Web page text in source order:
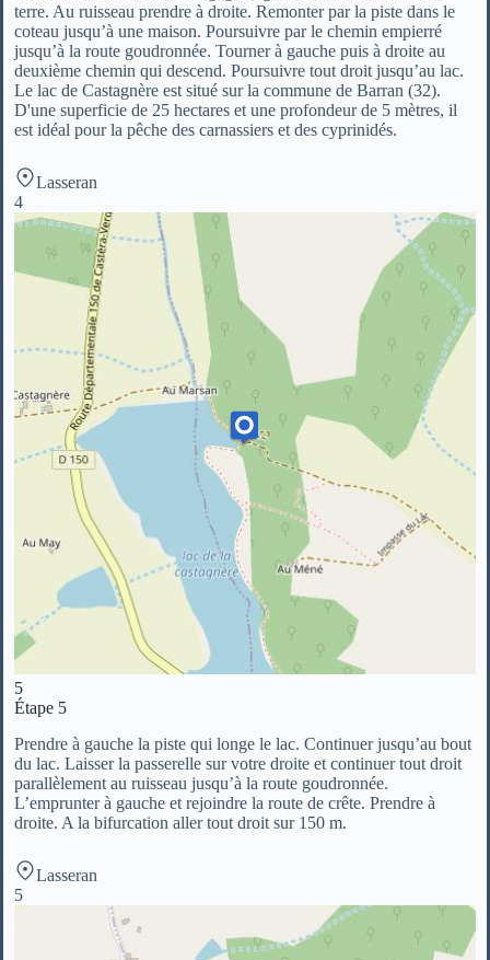
terre. Au ruisseau prendre à droite. Remonter par la piste dans le
coteau jusqu’à une maison. Poursuivre par le chemin empierré
jusqu’à la route goudronnée. Tourner à gauche puis à droite au
deuxième chemin qui descend. Poursuivre tout droit jusqu’au lac.
Le lac de Castagnère est situé sur la commune de Barran (32).
D'une superficie de 25 hectares et une profondeur de 5 mètres, il
est idéal pour la pêche des carnassiers et des cyprinidés.
Lasseran
4
5
Étape 5
Prendre à gauche la piste qui longe le lac. Continuer jusqu’au bout
du lac. Laisser la passerelle sur votre droite et continuer tout droit
parallèlement au ruisseau jusqu’à la route goudronnée.
L’emprunter à gauche et rejoindre la route de crête. Prendre à
droite. A la bifurcation aller tout droit sur 150 m.
Lasseran
5